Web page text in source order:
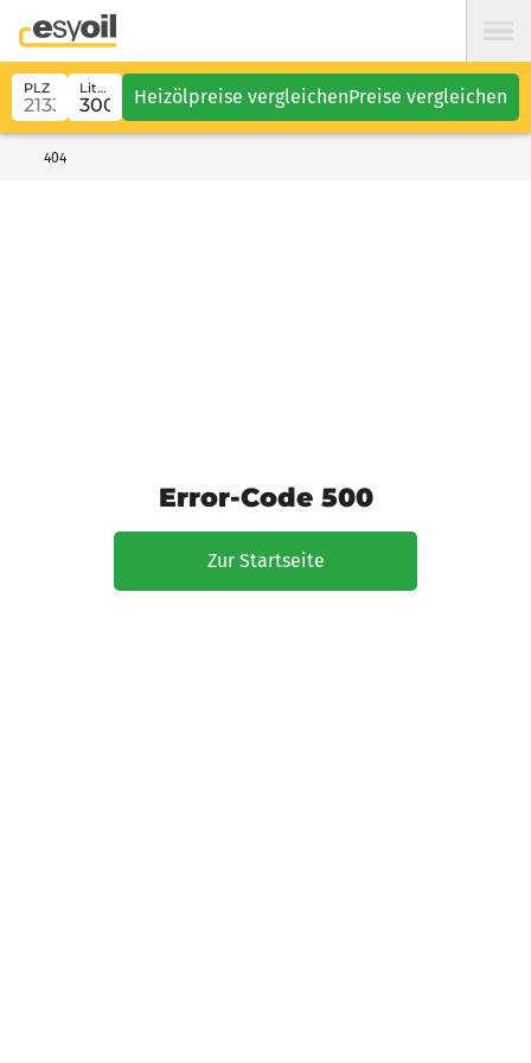
PLZ Liter Heizölpreise vergleichenPreise vergleichen
404
Error-Code 500
Zur Startseite